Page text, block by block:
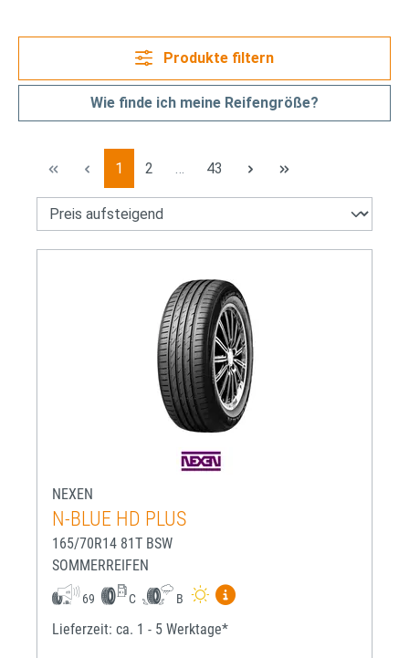
Produkte filtern
Wie finde ich meine Reifengröße?
Seite
1 Seite
2 Seite
43
NEXEN
N-BLUE HD PLUS
165/70R14 81T BSW
SOMMERREIFEN
69 C B
Mehr Informationen zum
Lieferzeit: ca. 1 - 5 Werktage*